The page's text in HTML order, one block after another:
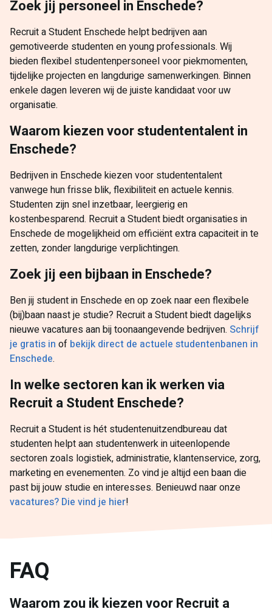
Zoek jij personeel in Enschede?
Recruit a Student Enschede helpt bedrijven aan
gemotiveerde studenten en young professionals. Wij
bieden flexibel studentenpersoneel voor piekmomenten,
tijdelijke projecten en langdurige samenwerkingen. Binnen
enkele dagen leveren wij de juiste kandidaat voor uw
organisatie.
Waarom kiezen voor studententalent in
Enschede?
Bedrijven in Enschede kiezen voor studententalent
vanwege hun frisse blik, flexibiliteit en actuele kennis.
Studenten zijn snel inzetbaar, leergierig en
kostenbesparend. Recruit a Student biedt organisaties in
Enschede de mogelijkheid om efficiënt extra capaciteit in te
zetten, zonder langdurige verplichtingen.
Zoek jij een bijbaan in Enschede?
Ben jij student in Enschede en op zoek naar een flexibele
(bij)baan naast je studie? Recruit a Student biedt dagelijks
nieuwe vacatures aan bij toonaangevende bedrijven. Schrijf
je gratis in of bekijk direct de actuele studentenbanen in
Enschede.
In welke sectoren kan ik werken via
Recruit a Student Enschede?
Recruit a Student is hét studentenuitzendbureau dat
studenten helpt aan studentenwerk in uiteenlopende
sectoren zoals logistiek, administratie, klantenservice, zorg,
marketing en evenementen. Zo vind je altijd een baan die
past bij jouw studie en interesses. Benieuwd naar onze
vacatures? Die vind je hier!
FAQ
Waarom zou ik kiezen voor Recruit a